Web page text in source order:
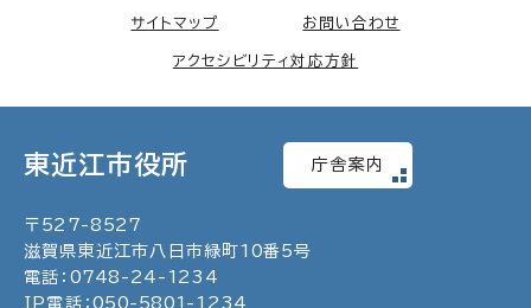
サイトマップ お問い合わせ
アクセシビリティ対応方針
東近江市役所 庁舎案内
〒 527-8527
滋賀県東近江市八日市緑町10番5号
電話： 0748 - 24 - 1234
IP電話： 050- 5801 - 1234